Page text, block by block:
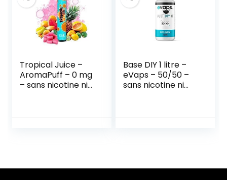
Tropical Juice –
AromaPuff – 0 mg
– sans nicotine ni
Base DIY 1 litre –
eVaps – 50/50 –
sans nicotine ni